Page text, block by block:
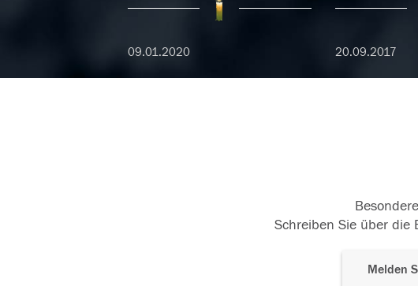
09.01.2020 20.09.2017
Schreiben Sie über die
Melden